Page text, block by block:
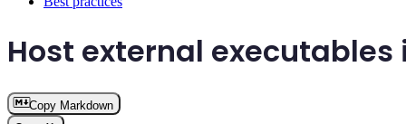
Host external executables
Copy Markdown